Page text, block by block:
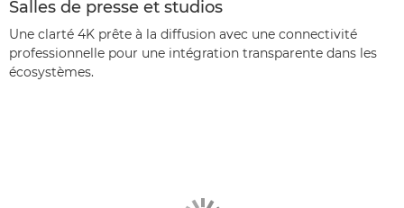
Salles de presse et studios
Une clarté 4K prête à la diffusion avec une connectivité
professionnelle pour une intégration transparente dans les
écosystèmes.